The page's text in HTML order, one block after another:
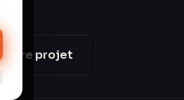
votre projet